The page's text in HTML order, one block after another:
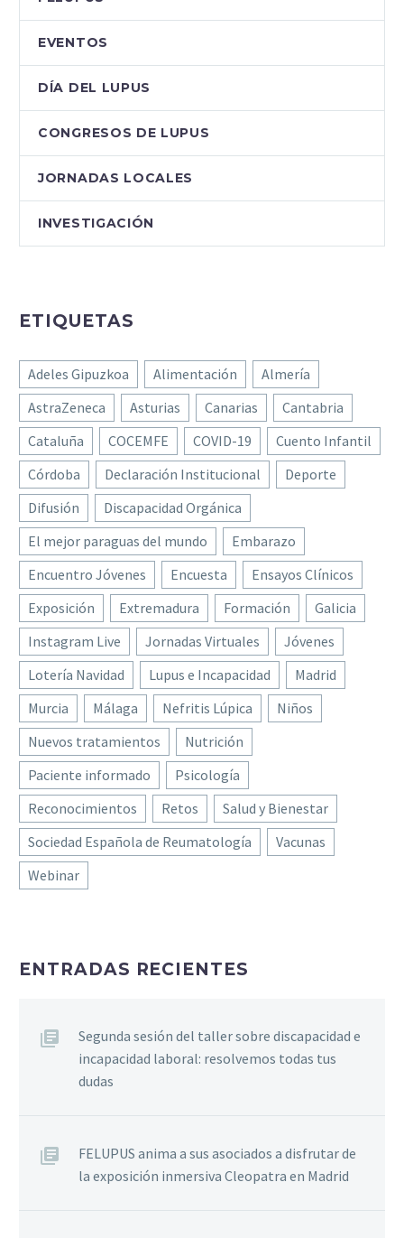
reumáticas desde la
la atención
Esta etapa, clave para
garantizar una atención
médica continua y…
EVENTOS
DÍA DEL LUPUS
CONGRESOS DE LUPUS
JORNADAS LOCALES
INVESTIGACIÓN
ETIQUETAS
Adeles Gipuzkoa Alimentación
Almería
AstraZeneca
Asturias Canarias
Cantabria
Cataluña
COCEMFE COVID-19
Cuento Infantil
Córdoba
Declaración Institucional
Deporte
Difusión
Discapacidad Orgánica
El mejor paraguas del mundo
Embarazo
Encuentro Jóvenes
Encuesta
Ensayos Clínicos
Exposición
Extremadura Formación
Galicia
Instagram Live
Jornadas Virtuales
Jóvenes
Lotería Navidad
Lupus e Incapacidad
Madrid
Murcia
Málaga Nefritis Lúpica
Niños
Nuevos tratamientos
Nutrición
Paciente informado
Psicología
Reconocimientos
Retos
Salud y Bienestar
Sociedad Española de Reumatología
Vacunas
Webinar
ENTRADAS RECIENTES
Segunda sesión del taller sobre discapacidad e
incapacidad laboral: resolvemos todas tus
dudas
FELUPUS anima a sus asociados a disfrutar de
la exposición inmersiva Cleopatra en Madrid